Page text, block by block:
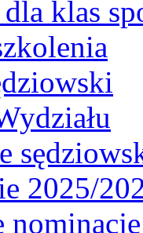
dla klas
2025/